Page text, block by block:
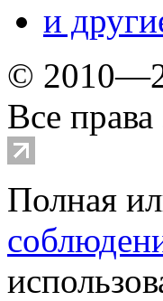
и
©
Все
Полная